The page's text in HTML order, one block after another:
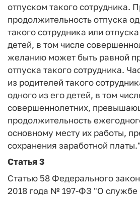
отпуском такого сотрудника.
продолжительность отпуска
такого сотрудника или
детей, в том числе
желанию может быть равной
отпуска такого сотрудника.
из родителей такого
одного из его детей, в том
совершеннолетних,
продолжительность
основному месту их работы,
сохранения заработной
Статья 3
Статью 58 Федерального
2018 года № 197-ФЗ "О службе